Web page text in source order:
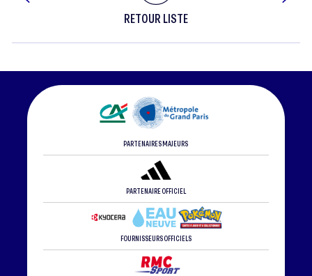
RETOUR LISTE
PARTENAIRES MAJEURS
PARTENAIRE OFFICIEL
FOURNISSEURS OFFICIELS